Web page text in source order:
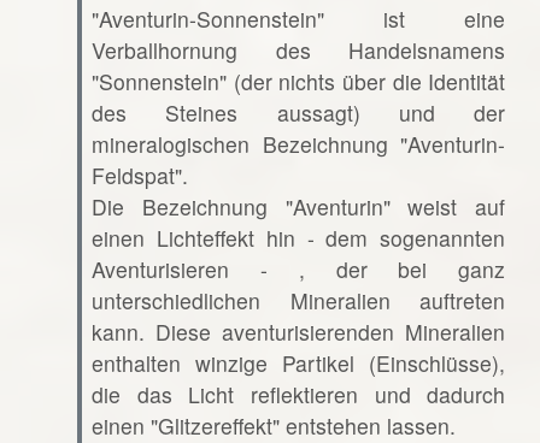
"Aventurin-Sonnenstein" ist eine
Verballhornung des Handelsnamens
"Sonnenstein" (der nichts über die Identität
des Steines aussagt) und der
mineralogischen Bezeichnung "Aventurin-
Feldspat".
Die Bezeichnung "Aventurin" weist auf
einen Lichteffekt hin - dem sogenannten
Aventurisieren - , der bei ganz
unterschiedlichen Mineralien auftreten
kann. Diese aventurisierenden Mineralien
enthalten winzige Partikel (Einschlüsse),
die das Licht reflektieren und dadurch
einen "Glitzereffekt" entstehen lassen.